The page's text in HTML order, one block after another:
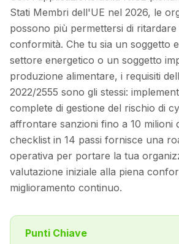
Stati Membri dell'UE nel 2026, le
possono più permettersi di
conformità. Che tu sia un soggetto
settore energetico o un soggetto
produzione alimentare, i requisiti
2022/2555 sono gli stessi:
complete di gestione del rischio di
affrontare sanzioni fino a 10 milioni
checklist in 14 passi fornisce una
operativa per portare la tua
valutazione iniziale alla piena
miglioramento continuo.
Punti Chiave